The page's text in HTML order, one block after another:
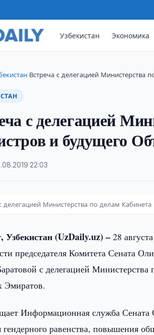
Узбекистан Экономика
›Встреча с делегацией Министерства
с делегацией
и будущего
22:03
делегацией Министерства по делам
Узбекистан (UzDaily.uz) – 28
председателя Комитета Сената
с делегацией
Эмиратов.
Информационная служба
гендерного равенства, повышения